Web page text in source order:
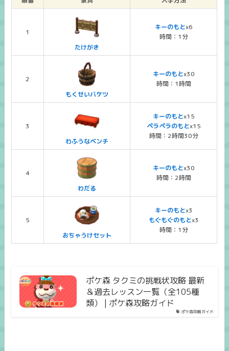
1
たけがき
キーのもとx6
時間：1分
2
もくせいバケツ
キーのもとx30
時間：1時間
3
わふうなベンチ
キーのもとx15
ペラペラのもとx15
時間：2時間30分
4
わだる
キーのもとx30
時間：2時間
5
おちゃうけセット
キーのもとx3
もぐもぐのもとx3
時間：1分
ポケ森攻略ガイド
ポケ森 タクミの挑戦状攻略 最新
＆過去レッスン一覧（全105種
類） | ポケ森攻略ガイド